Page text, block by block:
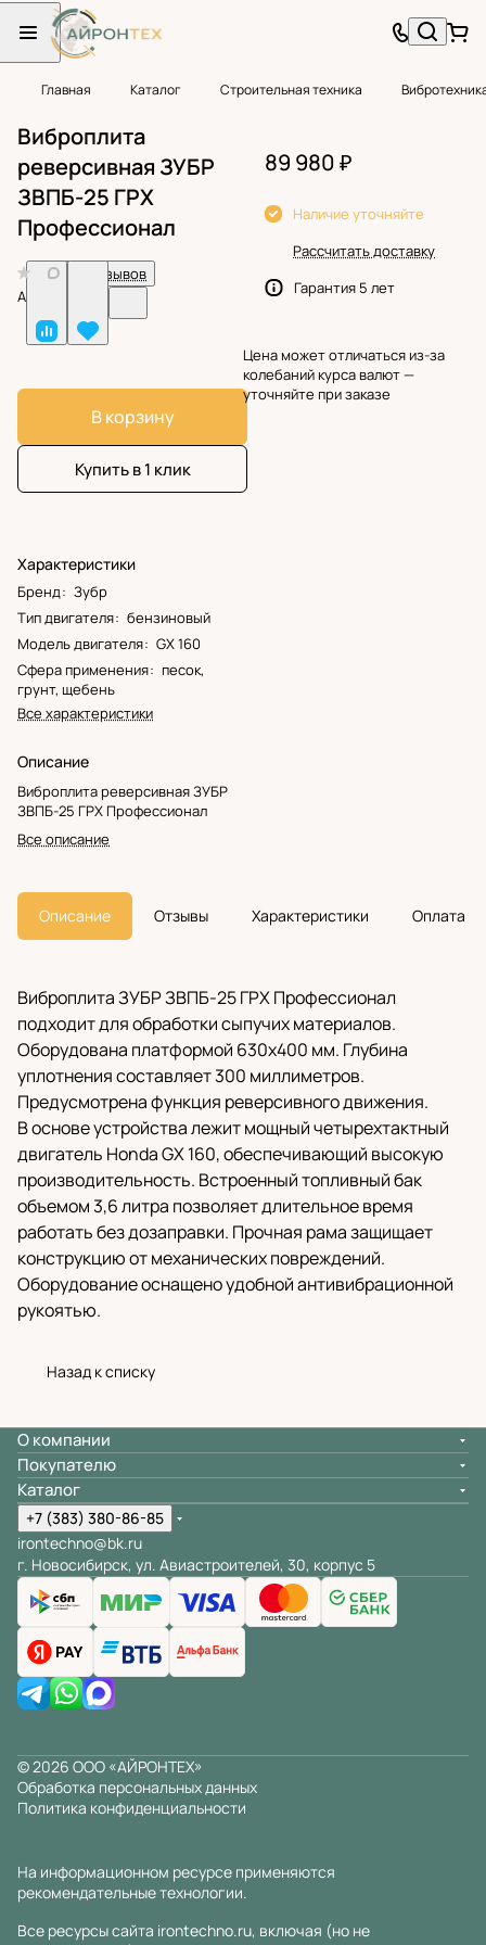
Главная Каталог Строительная техника
Виброплита
реверсивная ЗУБР
ЗВПБ-25 ГРХ
Профессионал
Нет отзывов
Арт.
В корзину
Купить в 1 клик
Характеристики
Бренд: Зубр
Тип двигателя: бензиновый
Модель двигателя: GX 160
Сфера применения: песок,
грунт, щебень
Все характеристики
Описание
Виброплита реверсивная ЗУБР
ЗВПБ-25 ГРХ Профессионал
Все описание
89 980 ₽
Наличие уточняйте
Рассчитать доставку
Гарантия 5 лет
Цена может отличаться из-за
колебаний курса валют —
уточняйте при заказе
Описание Отзывы Характеристики Оплата
Виброплита ЗУБР ЗВПБ-25 ГРХ Профессионал
подходит для обработки сыпучих материалов.
Оборудована платформой 630х400 мм. Глубина
уплотнения составляет 300 миллиметров.
Предусмотрена функция реверсивного движения.
В основе устройства лежит мощный четырехтактный
двигатель Honda GX 160, обеспечивающий высокую
производительность. Встроенный топливный бак
объемом 3,6 литра позволяет длительное время
работать без дозаправки. Прочная рама защищает
конструкцию от механических повреждений.
Оборудование оснащено удобной антивибрационной
рукоятью.
Назад к списку
О компании
Покупателю
Каталог
+7 (383) 380-86-85
irontechno@bk.ru
г. Новосибирск, ул. Авиастроителей, 30, корпус 5
© 2026 ООО «АЙРОНТЕХ»
Обработка персональных данных
Политика конфиденциальности
На информационном ресурсе применяются
рекомендательные технологии.
Все ресурсы сайта irontechno.ru, включая (но не